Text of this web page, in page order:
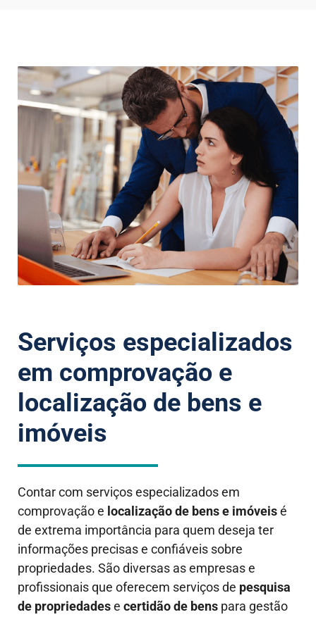
Serviços especializados
em comprovação e
localização de bens e
imóveis
Contar com serviços especializados em
comprovação e localização de bens e imóveisé
de extrema importância para quem deseja ter
informações precisas e confiáveis sobre
propriedades. São diversas as empresas e
profissionais que oferecem serviços de pesquisa
de propriedadese certidão de bens para gestão